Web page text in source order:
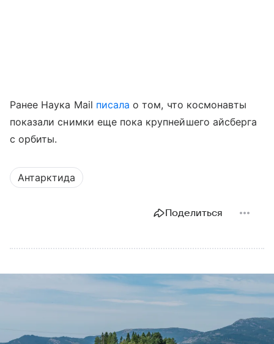
Ранее Наука Mail писала о том, что космонавты
показали снимки еще пока крупнейшего айсберга
с орбиты.
Антарктида
Поделиться